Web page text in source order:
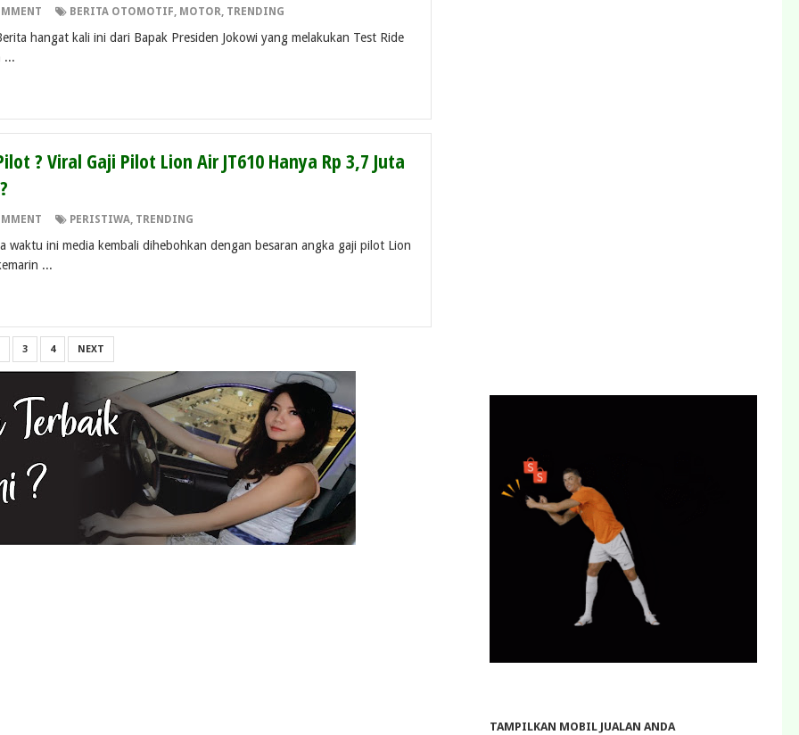
BERITA OTOMOTIF MOTOR TRENDING
hangat kali ini dari Bapak Presiden Jokowi yang melakukan Test Ride
...
? Viral Gaji Pilot Lion Air JT610 Hanya Rp 3,7 Juta
PERISTIWA, TRENDING
waktu ini media kembali dihebohkan dengan besaran angka gaji pilot Lion
...
3 4 NEXT
TAMPILKAN MOBIL JUALAN ANDA